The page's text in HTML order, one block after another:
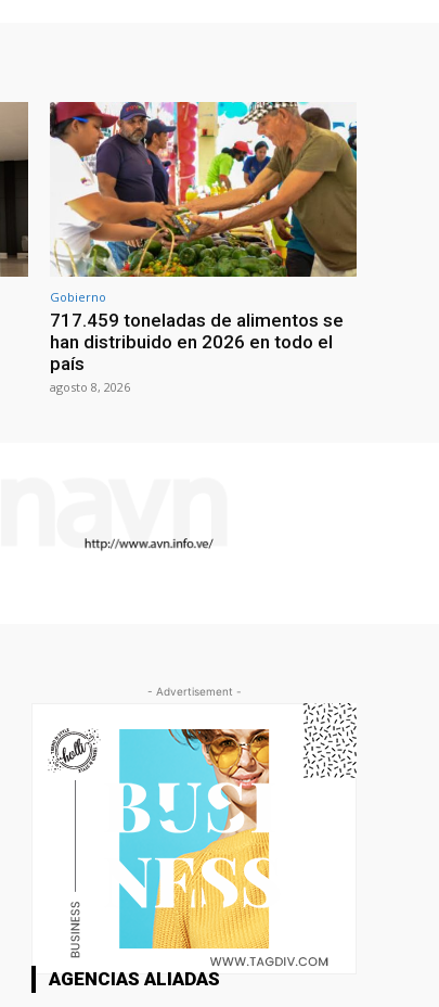
Gobierno
717.459 toneladas de alimentos se
han distribuido en 2026 en todo el
país
agosto 8, 2026
- Advertisement -
AGENCIAS ALIADAS